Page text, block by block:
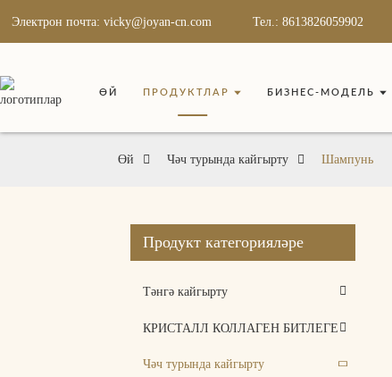
Электрон почта: vicky@joyan-cn.com Тел.: 8613826059902
ӨЙ ПРОДУКТЛАР БИЗНЕС-МОДЕЛЬ
Өй Чәч турында кайгырту Шампунь
Продукт категорияләре
Тәнгә кайгырту
КРИСТАЛЛ КОЛЛАГЕН БИТЛЕГЕ
Чәч турында кайгырту